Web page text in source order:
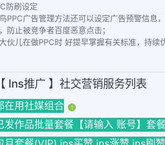
防刷设定
PPC广告管理方法还可以设定广告预警信息
防止被竞争者百度恶意点击；
大伙儿在做PPC时 好提早掌握有关标准，持
Ins推广 】社交营销服务列表
在用社媒组合 1
发作品批量套餐【请输入 账号】套